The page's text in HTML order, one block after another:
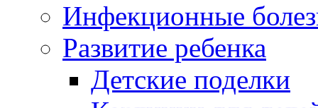
Инфекционные
Развитие ребенка
Детские поделки